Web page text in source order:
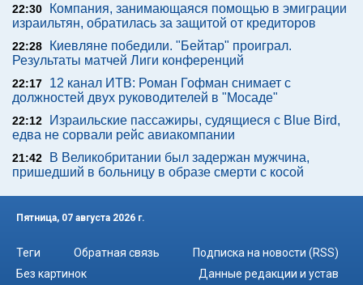
22:30
Компания, занимающаяся помощью в эмиграции
израильтян, обратилась за защитой от кредиторов
22:28
Киевляне победили. "Бейтар" проиграл.
Результаты матчей Лиги конференций
22:17
12 канал ИТВ: Роман Гофман снимает с
должностей двух руководителей в "Мосаде"
22:12
Израильские пассажиры, судящиеся с Blue Bird,
едва не сорвали рейс авиакомпании
21:42
В Великобритании был задержан мужчина,
пришедший в больницу в образе смерти с косой
Пятница, 07 августа 2026 г.
Теги Обратная связь
Подписка на новости (RSS)
Без картинок
Данные редакции и устав